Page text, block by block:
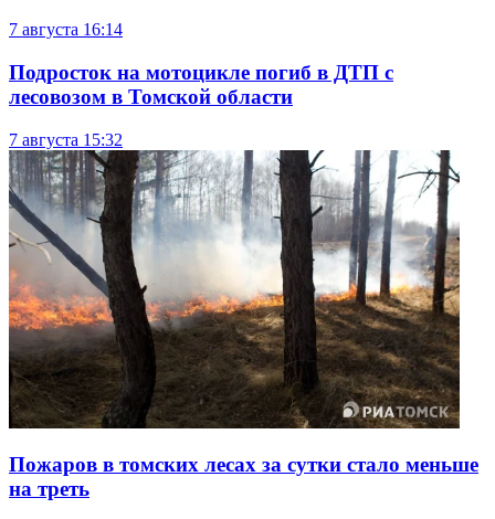
7 августа 16:14
Подросток на мотоцикле погиб в ДТП с
лесовозом в Томской области
7 августа 15:32
Пожаров в томских лесах за сутки стало меньше
на треть